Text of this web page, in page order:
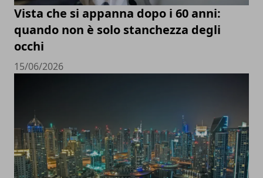
Vista che si appanna dopo i 60 anni:
quando non è solo stanchezza degli
occhi
15/06/2026